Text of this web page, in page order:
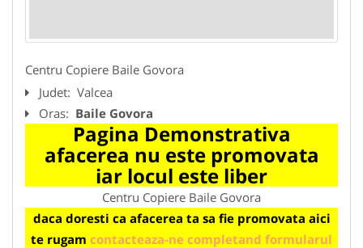
Centru Copiere Baile Govora
Judet: Valcea
Oras: Baile Govora
Pagina Demonstrativa
afacerea nu este promovata
iar locul este liber
Centru Copiere Baile Govora
daca doresti ca afacerea ta sa fie promovata aici
te rugam contacteaza-ne completand formularul